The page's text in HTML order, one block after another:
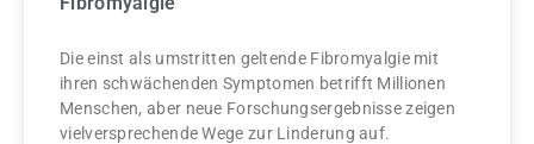
Die einst als umstritten geltende Fibromyalgie mit
ihren schwächenden Symptomen betrifft Millionen
Menschen, aber neue Forschungsergebnisse zeigen
vielversprechende Wege zur Linderung auf.